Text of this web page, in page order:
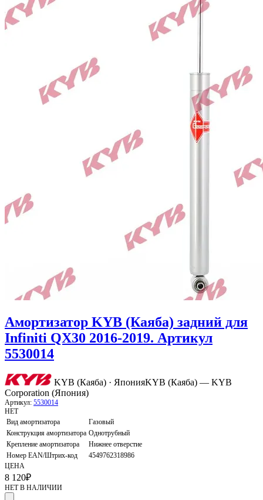
Амортизатор KYB (Каяба) задний для
Infiniti QX30 2016-2019. Артикул
5530014
KYB (Каяба) · ЯпонияKYB (Каяба) — KYB
Corporation (Япония)
Артикул: 5530014
НЕТ
Вид амортизатора
Газовый
Конструкция амортизатора Однотрубный
Крепление амортизатора
Нижнее отверстие
Номер EAN/Штрих-код
4549762318986
ЦЕНА
8 120₽
НЕТ В НАЛИЧИИ